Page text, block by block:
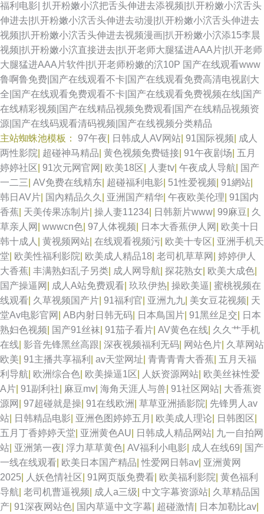
合网 伊人黄色视频 蜜桃久久av一区 九九久久大香蕉 人妻H片 加勒比激情综
合 日本另类人妖 91pro成人 大香蕉五月天婷婷 浮力麻豆影院 97欧美国产自
产 美女免费三级 国产第一页ab 日韩熟妇 狠狠肏成人专区 91黑丝视频网站
韩国AV看片网站 肏屄网五月天婷婷 国产成人黄色在线 传媒视频网站 jk黑丝
啪啪内射 色图dd 日本操逼片 成人品人妻久久 含羞草av试看 黄色电影导航
欧美激情另类网站 Aⅴ网站 丁香怡红院午夜 超碰男人 日韩精品一级二级 人妖
AV资源网 成人A电影网址 五月天色色区 91丝袜 大香蕉网官网内 午夜狼友AV
欧美另类网 欧美日韩微拍视频 www99视频 欧美性爱天天 老司机大香蕉 影
音先锋三级资源 日韩五月丁香影院 黑丝美女内射自慰 欧美一A一片传媒 99
人与兽 国产日韩欧美初夜 欧美性图ppp jk黑丝啪啪内射 福利站av a含羞草无
码视 青娱乐亚豆花 欧美日韩国产综合 福利射深夜av 美女内射白浆 三级国产
字幕 91白浆 爱豆视频 日本男女肏屄视频 先锋男人av站 影音先锋AV女优 色
资源色综合 成人影片大香蕉 五月狼人AV 大香蕉久草 老司机wwwav 日韩av
资源网站 香蕉视频免费观看 91网站在线入口 一区二区av 91小网站免费 91
露脸黑丝 亚洲国产日韩系列 肏逼成人网色网 中文字幕黄色毛片 91大神合集
狠狠鲁无码色导航 91色色 肏屄传媒 国产福利导航精 性交一性交 天天操视频
网站
福利电影| 扒开粉嫩小泬把舌头伸进去添视频|扒开粉嫩小泬舌头
伸进去|扒开粉嫩小泬舌头伸进去动漫|扒开粉嫩小泬舌头伸进去
视频|扒开粉嫩小泬舌头伸进去视频漫画|扒开粉嫩小泬添15李晨
视频|扒开粉嫩小泬直接进去|扒开老师大腿猛进AAA片|扒开老师
大腿猛进AAA片软件|扒开老师粉嫩的泬10P 国产在线观看www
鲁啊鲁免费|国产在线观看不卡|国产在线观看免费高清电视剧大
全|国产在线观看免费观看不卡|国产在线观看免费视频在线|国产
在线精彩视频|国产在线精品视频免费观看|国产在线精品视频资
源|国产在线码观看清码视频|国产在线视频分类精品
主站蜘蛛池模板： 97午夜 日韩成人AV网站 91国际视频
成人
两性影院 超碰神马精品 黄色视频免费链接 91午夜剧场 五月
婷婷社区 91次元网官网 欧美18区 人妻tv 午夜成人导航
国产
一二三 AV免费在线精东 超碰福利电影 51性爱视频 91網站
韩日AV片 国內精品久久 亚洲国产精华 午夜欧美伦理 91国内
香蕉 天美传果冻制片 操人妻11234 日韩新片www 99麻豆
久
草亲人网
wwwcn色 97人体视频 日本大香蕉伊人网
欧美十日
韩十成人
黄视频网站 在线观看视频污 欧美十专区 亚洲手机天
堂 欧美性福利影院 欧美成人精品18 老司机草草网
婷婷伊人
大香蕉 丰满熟妇乱子另类 成人网导航 探花熟女 欧美大成色
国产操逼网
成人A站免费观看 玖玖伊热 操欧美逼 蜜桃视频在
线观看 久草视频国产片 91福利官 亚洲九九 美女豆花视频 天
堂Av电影官网
AB内射日韩无码 日本鳥国片 91黑丝足交
日本
熟妇色视频
国产91丝袜 91茄子看片 AV黄色在线 久久艹手机
在线 影音先锋黑丝高跟 深夜视频福利无码 网站色片 久草网站
欧美 91主播共享福利 av天堂网址 青青青青大香蕉 五月天福
利导航 欧洲综合色 欧美操逼1区 人妖资源网站 欧美丝袜性爱
A片 91副利社 麻豆mv 海角天涯人与兽 91社区网站 大香蕉资
源网
97超碰就是操 91在线欧洲 草草亚洲插影院 先锋男人av
站
日韩精品电影 亚洲色图婷婷五月 欧美成人理论 日韩图区
五月丁香婷婷天堂 亚洲黄色AU 日韩成人精品网站 九一自拍网
站 亚洲第一夜 浮力草草黄色 AV福利小电影 成人在线69
国产
一线在线观看 欧美日本国产精品 |性爱网日韩av 亚洲黄网
2025
人妖色情社区 91网页版免费看 欧美福利影院 黄色福利
导航 老司机曹逼视频 成人a三级 中文字幕资源站 久草精品国
产 91深夜网站色 国内草逼中文字幕 超碰激情 日本加勒比av